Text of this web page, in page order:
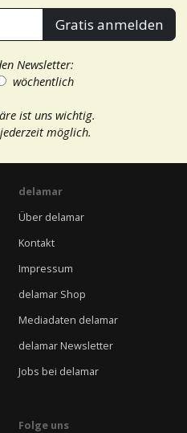
Gratis anmelden
Newsletter:
wöchentlich
ist uns wichtig.
möglich.
delamar
Über delamar
Kontakt
Impressum
delamar Shop
Mediadaten delamar
delamar Newsletter
Jobs bei delamar
Folge uns